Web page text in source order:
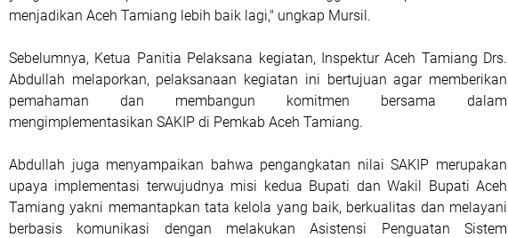
menjadikan Aceh Tamiang lebih baik lagi," ungkap Mursil.
Sebelumnya, Ketua Panitia Pelaksana kegiatan, Inspektur Aceh Tamiang Drs.
Abdullah melaporkan, pelaksanaan kegiatan ini bertujuan agar memberikan
pemahaman dan membangun komitmen bersama dalam
mengimplementasikan SAKIP di Pemkab Aceh Tamiang.
Abdullah juga menyampaikan bahwa pengangkatan nilai SAKIP merupakan
upaya implementasi terwujudnya misi kedua Bupati dan Wakil Bupati Aceh
Tamiang yakni memantapkan tata kelola yang baik, berkualitas dan melayani
berbasis komunikasi dengan melakukan Asistensi Penguatan Sistem